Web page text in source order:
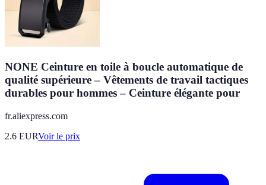
NONE Ceinture en toile à boucle automatique de
qualité supérieure – Vêtements de travail tactiques
durables pour hommes – Ceinture élégante pour
fr.aliexpress.com
2.6 EURVoir le prix